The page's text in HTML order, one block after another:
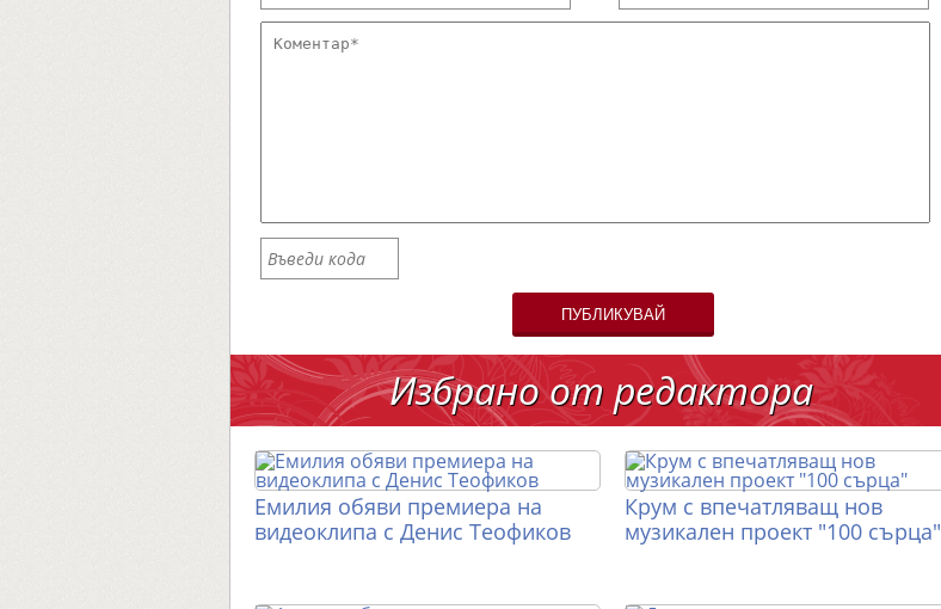
ПУБЛИКУВАЙ
Избрано от редактора
Емилия обяви премиера на
видеоклипа с Денис Теофиков
Крум с впечатляващ нов
музикален проект "100 сърца"